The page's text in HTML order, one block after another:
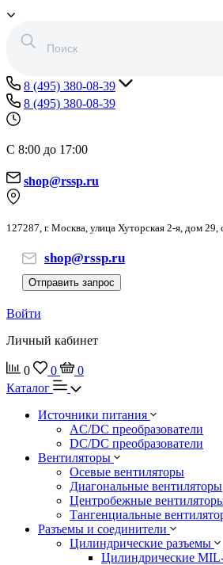
8 (495) 380-08-39
8 (495) 380-08-39
С 8:00 до 17:00
shop@rssp.ru
127287, г. Москва, улица Хуторская 2-я, дом
shop@rssp.ru
Отправить запрос
Войти
Личный кабинет
0 0
0
Каталог
Источники питания
AC/DC преобразователи
DC/DC преобразователи
Вентиляторы
Осевые вентиляторы
Диагональные вентиляторы
Центробежные
Тангенциальные
Разъемы и соединители
Цилиндрические разъемы
Цилиндрические